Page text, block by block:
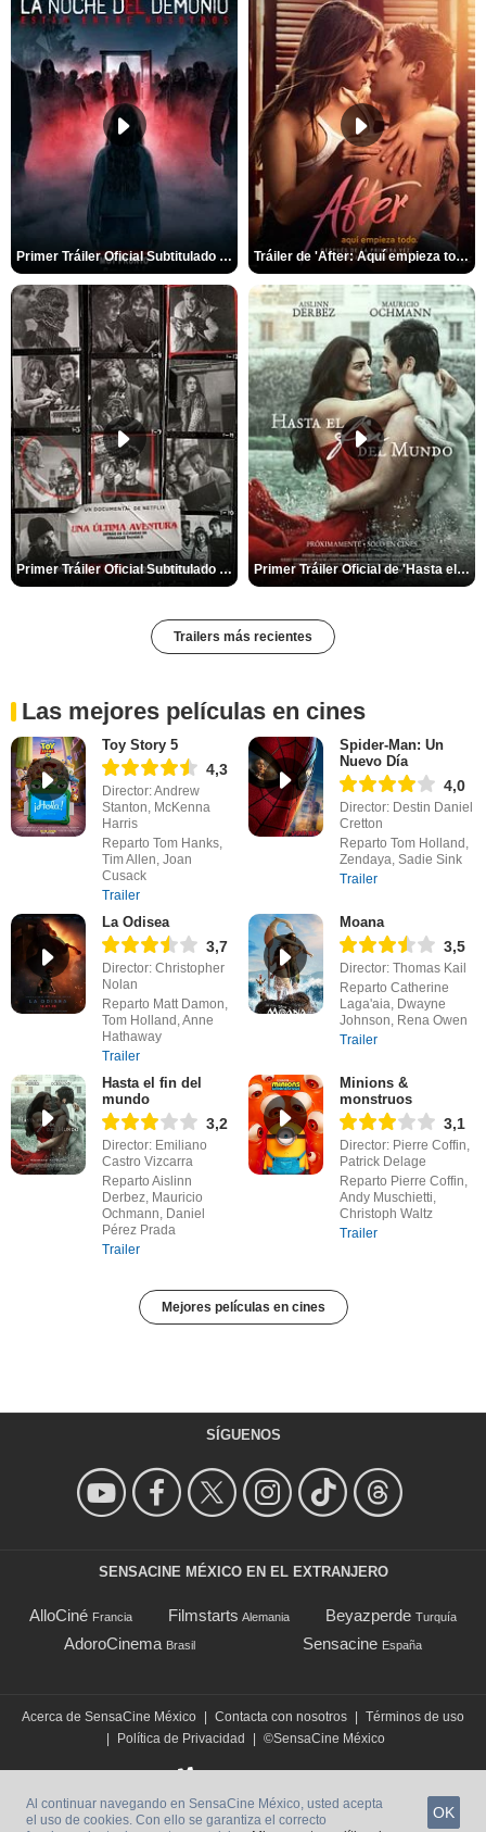
Primer Tráiler Oficial Subtitulado de 'La Noche Del Demonio: Están Entre Nosotros' Tráiler de 'After: Aquí empieza todo'
Primer Tráiler Oficial Subtitulado de 'Una última aventura: Detrás de cámaras de Stranger Things 5' Primer Tráiler Oficial de 'Hasta el fin del mundo'
Trailers más recientes
Las mejores películas en cines
Toy Story 5
4,3
Director: Andrew
Stanton, McKenna
Harris
Reparto Tom Hanks,
Tim Allen, Joan
Cusack
Trailer
Spider-Man: Un
Nuevo Día
4,0
Director: Destin Daniel
Cretton
Reparto Tom Holland,
Zendaya, Sadie Sink
Trailer
La Odisea
3,7
Director: Christopher
Nolan
Reparto Matt Damon,
Tom Holland, Anne
Hathaway
Trailer
Moana
3,5
Director: Thomas Kail
Reparto Catherine
Laga'aia, Dwayne
Johnson, Rena Owen
Trailer
Hasta el fin del
mundo
3,2
Director: Emiliano
Castro Vizcarra
Reparto Aislinn
Derbez, Mauricio
Ochmann, Daniel
Pérez Prada
Trailer
Minions &
monstruos
3,1
Director: Pierre Coffin,
Patrick Delage
Reparto Pierre Coffin,
Andy Muschietti,
Christoph Waltz
Trailer
Mejores películas en cines
SÍGUENOS
SENSACINE MÉXICO EN EL EXTRANJERO
AlloCiné Francia Filmstarts Alemania Beyazperde Turquía
AdoroCinema Brasil Sensacine España
Acerca de SensaCine México Contacta con nosotros
Términos de uso
Política de Privacidad ©SensaCine México
Al continuar navegando en SensaCine México, usted acepta
el uso de cookies. Con ello se garantiza el correcto
OK